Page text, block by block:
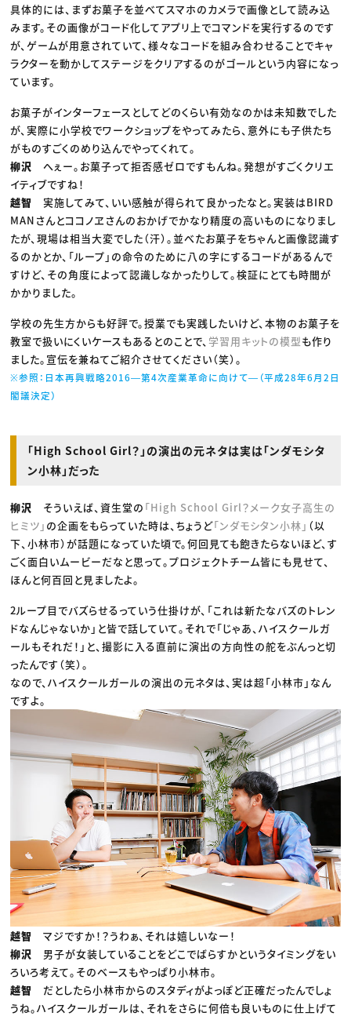
具体的には、まずお菓子を並べてスマホのカメラで画像として読み込
みます。その画像がコード化してアプリ上でコマンドを実行するのです
が、ゲームが用意されていて、様々なコードを組み合わせることでキャ
ラクターを動かしてステージをクリアするのがゴールという内容になっ
ています。
お菓子がインターフェースとしてどのくらい有効なのかは未知数でした
が、実際に小学校でワークショップをやってみたら、意外にも子供たち
がものすごくのめり込んでやってくれて。
柳沢へぇー。お菓子って拒否感ゼロですもんね。発想がすごくクリエ
イティブですね！
越智実施してみて、いい感触が得られて良かったなと。実装はBIRD
MANさんとココノヱさんのおかげでかなり精度の高いものになりまし
たが、現場は相当大変でした（汗）。並べたお菓子をちゃんと画像認識す
るのかとか、「ループ」の命令のために八の字にするコードがあるんで
すけど、その角度によって認識しなかったりして。検証にとても時間が
かかりました。
学校の先生方からも好評で。授業でも実践したいけど、本物のお菓子を
教室で扱いにくいケースもあるとのことで、 学習用キットの模型も作り
ました。宣伝を兼ねてご紹介させてください（笑）。
※参照：日本再興戦略2016―第4次産業革命に向けて―（平成28年6月2日
閣議決定）
「High School Girl？」の演出の元ネタは実は「ンダモシタ
ン小林」だった
柳沢 そういえば、資生堂の 「High School Girl？メーク女子高生の
ヒミツ」 の企画をもらっていた時は、ちょうど「ンダモシタン小林」 （以
下、小林市）が話題になっていた頃で。何回見ても飽きたらないほど、す
ごく面白いムービーだなと思って。プロジェクトチーム皆にも見せて、
ほんと何百回と見ましたよ。
2ループ目でバズらせるっていう仕掛けが、「これは新たなバズのトレン
ドなんじゃないか」と皆で話していて。それで「じゃあ、ハイスクールガ
ールもそれだ！」と、撮影に入る直前に演出の方向性の舵をぶんっと切
ったんです（笑）。
なので、ハイスクールガールの演出の元ネタは、実は超「小林市」なん
ですよ。
越智マジですか！？うわぁ、それは嬉しいなー！
柳沢 男子が女装していることをどこでばらすかというタイミングをい
ろいろ考えて。そのベースもやっぱり小林市。
越智だとしたら小林市からのスタディがよっぽど正確だったんでしょ
うね。ハイスクールガールは、それをさらに何倍も良いものに仕上げて